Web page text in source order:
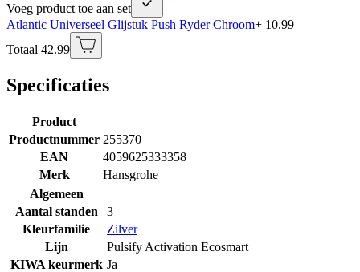
Voeg product toe aan set
Atlantic Universeel Glijstuk Push Ryder Chroom+ 10.99
Totaal 42.99
Specificaties
Product
Productnummer 255370
EAN
4059625333358
Merk
Hansgrohe
Algemeen
Aantal standen
3
Kleurfamilie
Zilver
Lijn
Pulsify Activation Ecosmart
KIWA keurmerk Ja